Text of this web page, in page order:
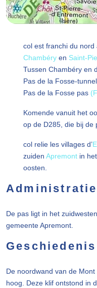
col est franchi du
Chambéryen Saint-
Tussen Chambéry en
Pas de la Fosse-tunnel
Pas de la Fosse pas
Komende vanuit het
op de D285, die bij de
col relie les villages d’
zuiden Apremontin het
oosten.
De pas ligt in het
gemeente Apremont.
Geschiedenis
De noordwand van de
hoog. Deze klif ontstond in